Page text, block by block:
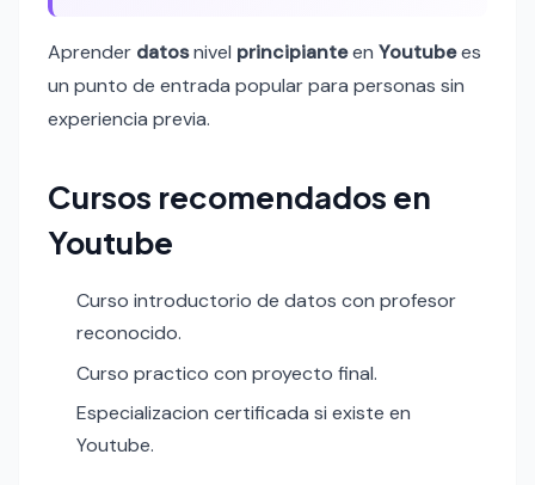
Aprender datosnivel principianteen Youtubees
un punto de entrada popular para personas sin
experiencia previa.
Cursos recomendados en
Youtube
Curso introductorio de datos con profesor
reconocido.
Curso practico con proyecto final.
Especializacion certificada si existe en
Youtube.